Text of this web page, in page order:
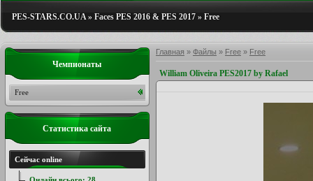
PES-STARS.CO.UA» Faces PES 2016 & PES 2017 » Free
Главная » Файлы » Free » Free
William Oliveira PES2017 by Rafael
Чемпионаты
Free
Статистика сайта
Сейчас online